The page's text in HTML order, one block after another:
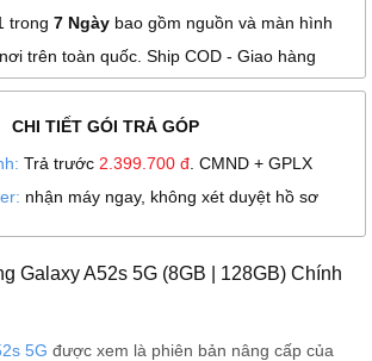
trong 7 Ngày bao gồm nguồn và màn hình
trên toàn quốc. Ship COD - Giao hàng
CHI TIẾT GÓI TRẢ GÓP
Trả trước 2.399.700 đ . CMND + GPLX
nhận máy ngay, không xét duyệt hồ sơ
Galaxy A52s 5G (8GB | 128GB) Chính
5G được xem là phiên bản nâng cấp của